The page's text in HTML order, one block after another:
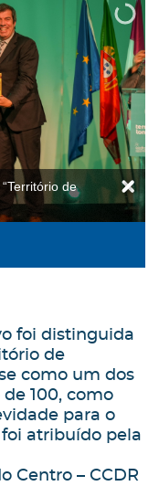
de
foi distinguida
de
como um dos
100, como
para o
atribuído pela
Centro – CCDR